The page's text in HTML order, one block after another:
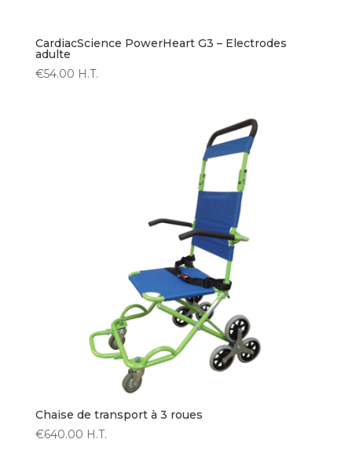
CardiacScience PowerHeart G3 – Electrodes
adulte
€54.00 H.T.
Chaise de transport à 3 roues
€640.00 H.T.